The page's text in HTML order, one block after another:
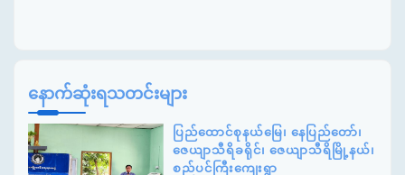
နောက်ဆုံးရသတင်းများ
ပြည်ထောင်စုနယ်မြေ၊ နေပြည်တော်၊
ဇေယျာသီရိခရိုင်၊ ဇေယျာသီရိမြို့နယ်၊
စည်ပင်ကြီးကျေးရွာ